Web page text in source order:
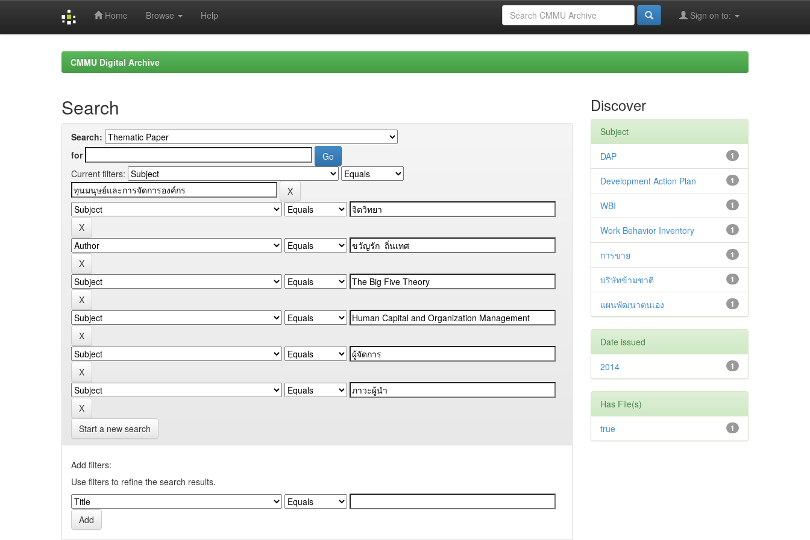
Home Browse Help Sign on to:
CMMU Digital Archive
Search
Search:
for
Current filters:
Start a new search
Add filters:
Use filters to refine the search results.
Discover
Subject
1
DAP
1
Development Action Plan
1
WBI
1
Work Behavior Inventory
1
การขาย
1
บริษัทข้ามชาติ
1
แผนพัฒนาตนเอง
Date issued
1
2014
Has File(s)
1
true